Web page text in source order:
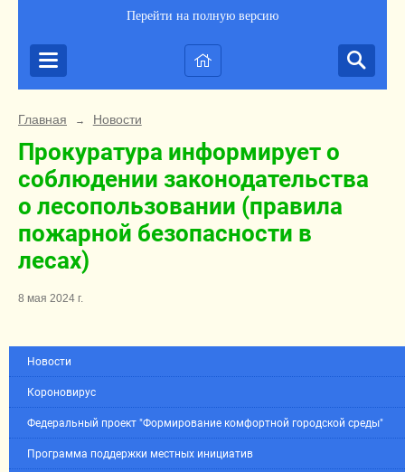
Перейти на полную версию
Главная → Новости
Прокуратура информирует о
соблюдении законодательства
о лесопользовании (правила
пожарной безопасности в
лесах)
8 мая 2024 г.
Новости
Короновирус
Федеральный проект "Формирование комфортной городской среды"
Программа поддержки местных инициатив